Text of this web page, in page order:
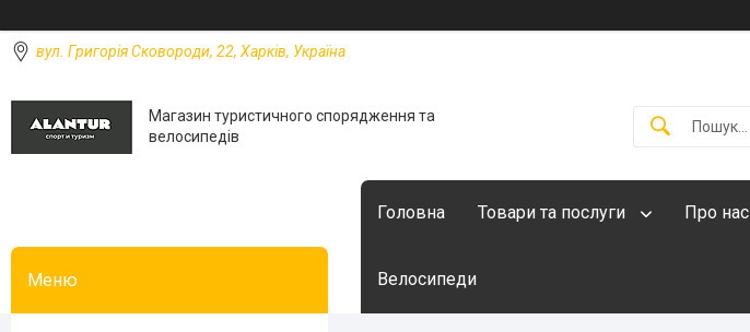
вул. Григорія Сковороди, 22, Харків, Україна
Магазин туристичного спорядження та
велосипедів
Головна Товари та послуги Про нас
Велосипеди